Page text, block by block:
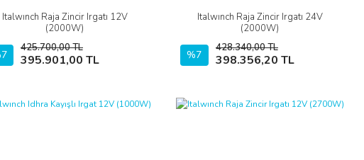
Italwınch Raja Zincir Irgatı 12V
(2000W)
425.700,00 TL
395.901,00 TL
İncele
Sepete Ekle
Italwınch Raja Zincir Irgatı 24V
(2000W)
%7
428.340,00 TL
398.356,20 TL
İncele
Sepete Ekle